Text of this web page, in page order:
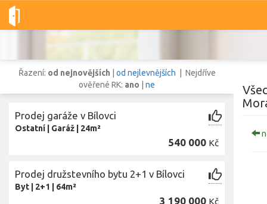
Dobré-nemovitosti.cz obec Bílovec, okres Nový Jičín,
Vše Pozemky
obec Bílovec,okres Nový Jičín, Moravskoslezský kraj
Lokalita
Řazení: od nejnovějších od nejlevnějších | Nejdříve
ověřené RK: ano ne
Prodej garáže v Bílovci
Ostatní Garáž 24m²
540 000 Kč
Prodej družstevního bytu 2+1 v Bílovci
Byt 2+1 64m²
3 190 000 Kč